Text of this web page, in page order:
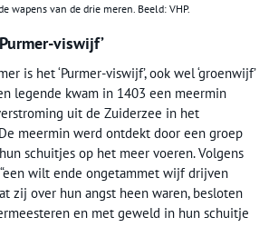
wapens van de drie meren. Beeld: VHP.
viswijf’
is het ‘Purmer-viswijf’, ook wel ‘groenwijf’
legende kwam in 1403 een meermin
uit de Zuiderzee in het
meermin werd ontdekt door een groep
schuitjes op het meer voeren. Volgens
wilt ende ongetammet wijf drijven
zij over hun angst heen waren, besloten
en met geweld in hun schuitje